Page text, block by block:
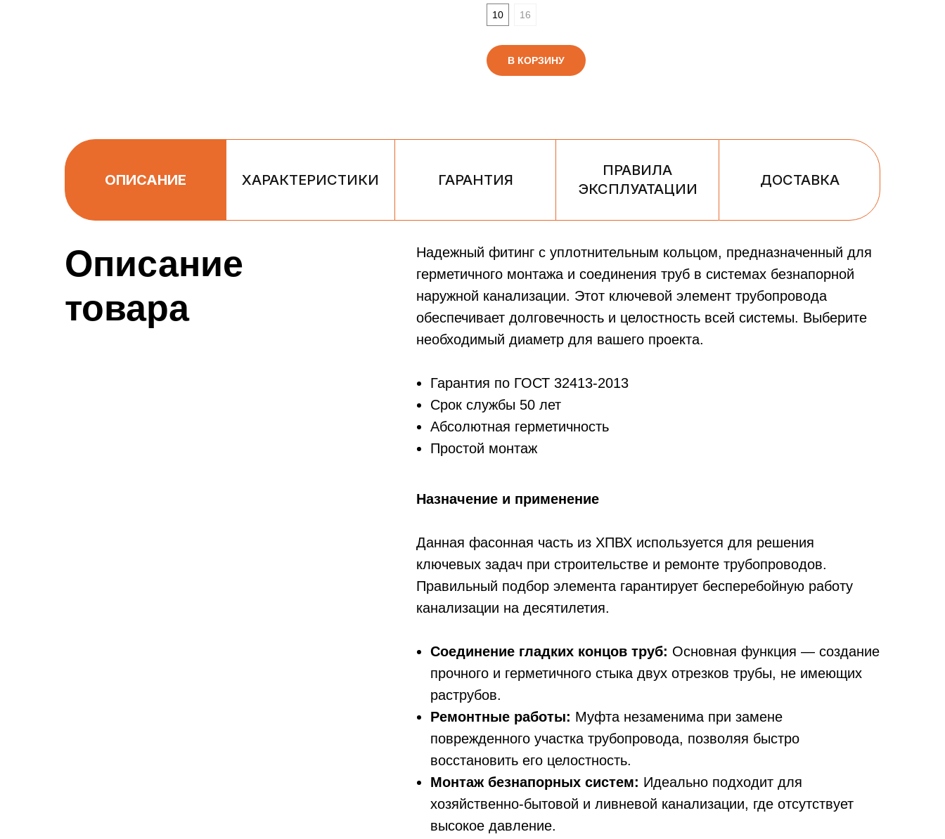
10
16
В КОРЗИНУ
ОПИСАНИЕ ХАРАКТЕРИСТИКИ ГАРАНТИЯ
ПРАВИЛА
ЭКСПЛУАТАЦИИ
ДОСТАВКА
Описание
товара
Надежный фитинг с уплотнительным кольцом, предназначенный для
герметичного монтажа и соединения труб в системах безнапорной
наружной канализации. Этот ключевой элемент трубопровода
обеспечивает долговечность и целостность всей системы. Выберите
необходимый диаметр для вашего проекта.
Гарантия по ГОСТ 32413-2013
Срок службы 50 лет
Абсолютная герметичность
Простой монтаж
Назначение и применение
Данная фасонная часть из ХПВХ используется для решения
ключевых задач при строительстве и ремонте трубопроводов.
Правильный подбор элемента гарантирует бесперебойную работу
канализации на десятилетия.
Соединение гладких концов труб: Основная функция — создание
прочного и герметичного стыка двух отрезков трубы, не имеющих
раструбов.
Ремонтные работы: Муфта незаменима при замене
поврежденного участка трубопровода, позволяя быстро
восстановить его целостность.
Монтаж безнапорных систем: Идеально подходит для
хозяйственно-бытовой и ливневой канализации, где отсутствует
высокое давление.